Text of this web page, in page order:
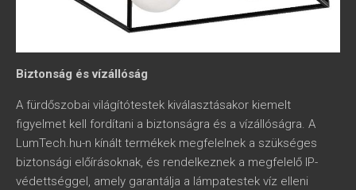
Biztonság és vízállóság
A fürdőszobai világítótestek kiválasztásakor kiemelt
figyelmet kell fordítani a biztonságra és a vízállóságra. A
LumTech.hu-n kínált termékek megfelelnek a szükséges
biztonsági előírásoknak, és rendelkeznek a megfelelő IP-
védettséggel, amely garantálja a lámpatestek víz elleni